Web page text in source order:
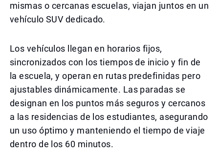
mismas o cercanas escuelas, viajan juntos en un
vehículo SUV dedicado.
Los vehículos llegan en horarios fijos,
sincronizados con los tiempos de inicio y fin de
la escuela, y operan en rutas predefinidas pero
ajustables dinámicamente. Las paradas se
designan en los puntos más seguros y cercanos
a las residencias de los estudiantes, asegurando
un uso óptimo y manteniendo el tiempo de viaje
dentro de los 60 minutos.